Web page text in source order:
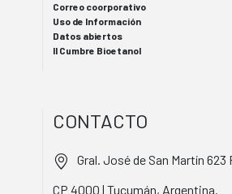
Correo coorporativo
Uso de Información
Datos abiertos
II Cumbre Bioetanol
CONTACTO
Gral. José de San Martín 623
CP 4000 | Tucumán, Argentina.